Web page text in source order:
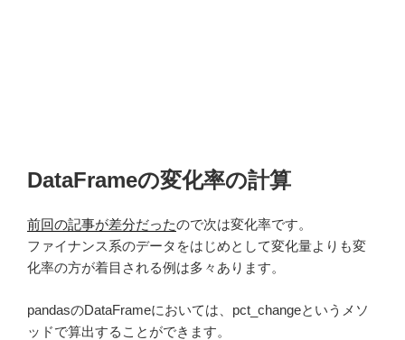
DataFrameの変化率の計算
前回の記事が差分だったので次は変化率です。
ファイナンス系のデータをはじめとして変化量よりも変
化率の方が着目される例は多々あります。
pandasのDataFrameにおいては、pct_changeというメソ
ッドで算出することができます。